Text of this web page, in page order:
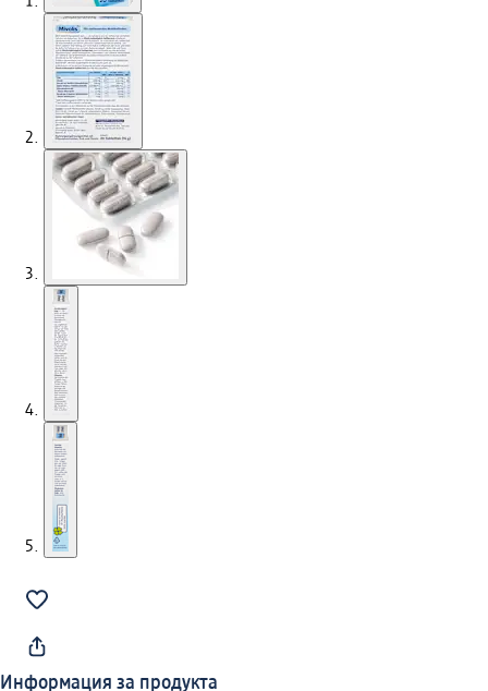
Информация за продукта